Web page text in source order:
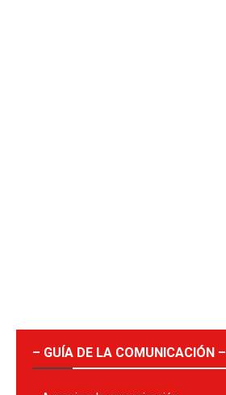
– GUÍA DE LA COMUNICACIÓN –